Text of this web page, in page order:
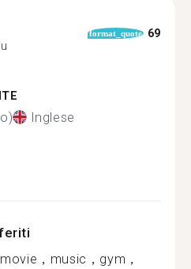
format_quote 69
Inglese
，music，gym，